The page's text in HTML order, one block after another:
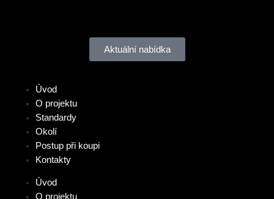
Aktuální nabídka
Úvod
O projektu
Standardy
Okolí
Postup při koupi
Kontakty
Úvod
O projektu